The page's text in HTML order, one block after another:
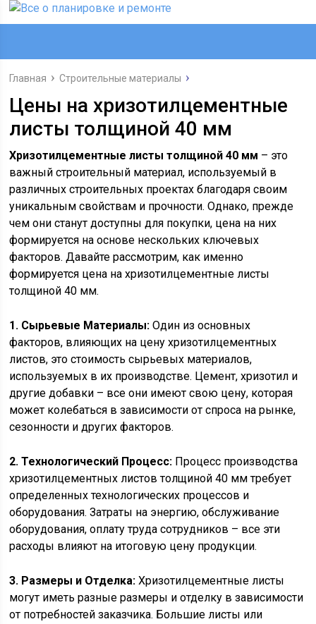
Главная Строительные материалы
Цены на хризотилцементные
листы толщиной 40 мм
Хризотилцементные листы толщиной 40 мм – это
важный строительный материал, используемый в
различных строительных проектах благодаря своим
уникальным свойствам и прочности. Однако, прежде
чем они станут доступны для покупки, цена на них
формируется на основе нескольких ключевых
факторов. Давайте рассмотрим, как именно
формируется цена на хризотилцементные листы
толщиной 40 мм.
1. Сырьевые Материалы: Один из основных
факторов, влияющих на цену хризотилцементных
листов, это стоимость сырьевых материалов,
используемых в их производстве. Цемент, хризотил и
другие добавки – все они имеют свою цену, которая
может колебаться в зависимости от спроса на рынке,
сезонности и других факторов.
2. Технологический Процесс: Процесс производства
хризотилцементных листов толщиной 40 мм требует
определенных технологических процессов и
оборудования. Затраты на энергию, обслуживание
оборудования, оплату труда сотрудников – все эти
расходы влияют на итоговую цену продукции.
3. Размеры и Отделка: Хризотилцементные листы
могут иметь разные размеры и отделку в зависимости
от потребностей заказчика. Большие листы или